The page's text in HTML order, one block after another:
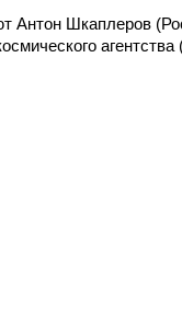
Антон Шкаплеров
агентства